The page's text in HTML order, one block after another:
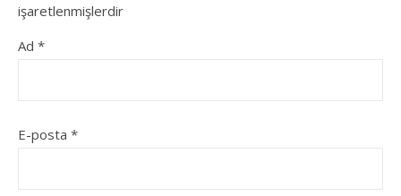
işaretlenmişlerdir
Ad *
E-posta *